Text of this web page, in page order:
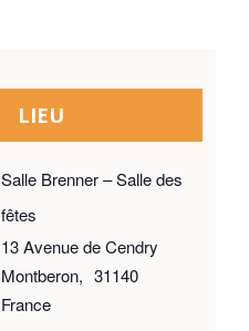
LIEU
Salle Brenner – Salle des
fêtes
13 Avenue de Cendry
Montberon, 31140
France